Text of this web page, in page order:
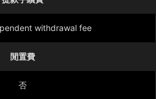
withdrawal fee
閒置費
否